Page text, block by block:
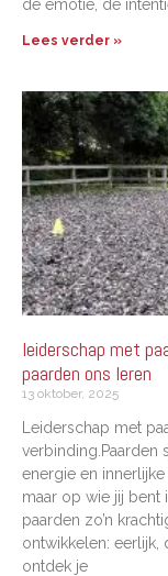
de emotie, de
Lees verder »
leiderschap met
paarden ons leren
13 oktober, 2025
Leiderschap met
verbinding.Paarden
energie en
maar op wie jij bent
paarden zo’n
ontwikkelen: eerlijk,
ontdek je